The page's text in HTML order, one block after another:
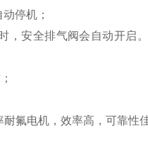
停机；
，安全排气阀会自动开启
氟电机，效率高，可靠性